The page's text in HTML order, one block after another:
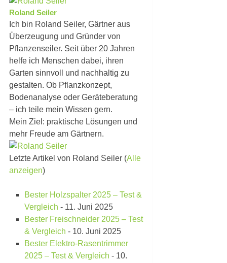
Roland Seiler
Ich bin Roland Seiler, Gärtner aus
Überzeugung und Gründer von
Pflanzenseiler. Seit über 20 Jahren
helfe ich Menschen dabei, ihren
Garten sinnvoll und nachhaltig zu
gestalten. Ob Pflanzkonzept,
Bodenanalyse oder Geräteberatung
– ich teile mein Wissen gern.
Mein Ziel: praktische Lösungen und
mehr Freude am Gärtnern.
Letzte Artikel von Roland Seiler (Alle
anzeigen)
Bester Holzspalter 2025 – Test &
Vergleich - 11. Juni 2025
Bester Freischneider 2025 – Test
& Vergleich - 10. Juni 2025
Bester Elektro-Rasentrimmer
2025 – Test & Vergleich - 10.